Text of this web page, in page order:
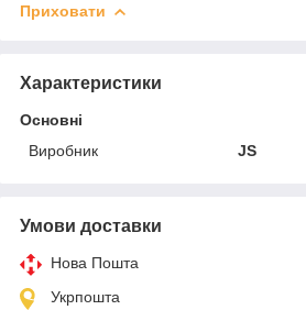
Приховати
Характеристики
Основні
Виробник
JS
Умови доставки
Нова Пошта
Укрпошта